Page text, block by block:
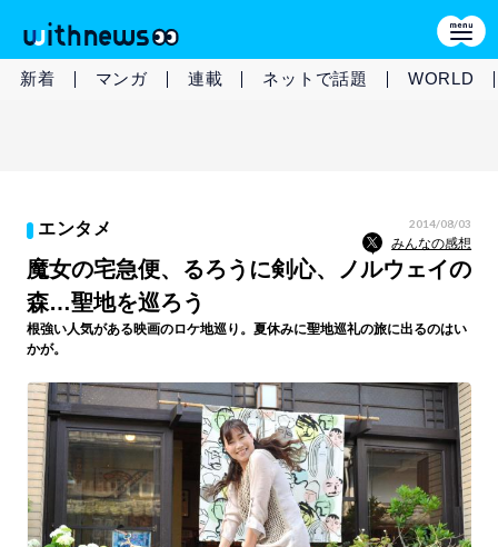
新着 マンガ 連載 ネットで話題 WORLD
エンタメ 2014/08/03
みんなの感想
魔女の宅急便、るろうに剣心、ノルウェイの
森…聖地を巡ろう
根強い人気がある映画のロケ地巡り。夏休みに聖地巡礼の旅に出るのはい
かが。